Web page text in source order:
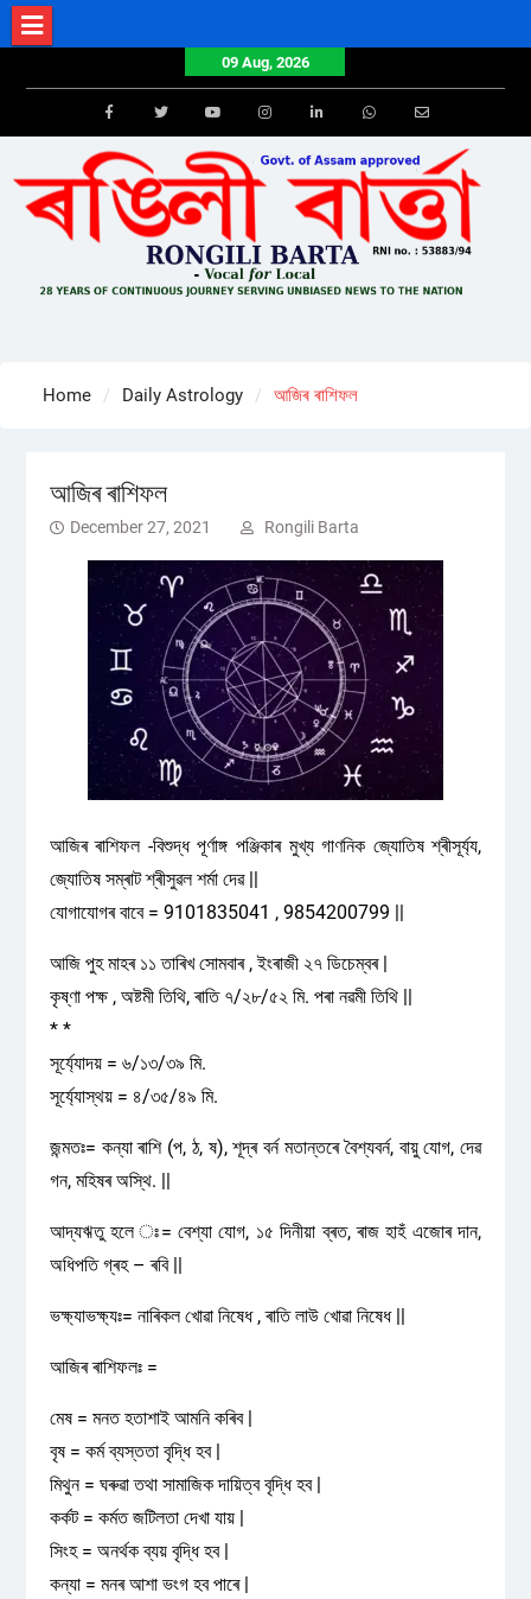
Skip
to
09 Aug, 2026
FacebookTwitterYoutube Email
Home Daily Astrology আজিৰ ৰাশিফল
আজিৰ ৰাশিফল
December 27, 2021 Rongili Barta
আজিৰ ৰাশিফল -বিশুদ্ধ পূৰ্ণাঙ্গ পঞ্জিকাৰ মুখ্য গাণনিক জ্যোতিষ শ্ৰীসূৰ্য্য,
জ্যোতিষ সম্ৰাট শ্ৰীসুৱল শৰ্মা দেৱ ||
যোগাযোগৰ বাবে = 9101835041 , 9854200799 ||
আজি পুহ মাহৰ ১১ তাৰিখ সোমবাৰ , ইংৰাজী ২৭ ডিচেম্বৰ |
কৃষ্ণা পক্ষ , অষ্টমী তিথি, ৰাতি ৭/২৮/৫২ মি. পৰা নৱমী তিথি ||
* *
সূৰ্য্যোদয় = ৬/১৩/৩৯ মি.
সূৰ্য্যোস্থয় = ৪/৩৫/৪৯ মি.
জন্মতঃ= কন্যা ৰাশি (প, ঠ, ষ), শূদ্ৰ বৰ্ন মতান্তৰে বৈশ্যবৰ্ন, বায়ু যোগ, দেৱ
গন, মহিষৰ অস্থি. ||
আদ্যঋতু হলে ঃ= বেশ্যা যোগ, ১৫ দিনীয়া ব্ৰত, ৰাজ হাহঁ এজোৰ দান,
অধিপতি গ্ৰহ – ৰবি ||
ভক্ষ্যাভক্ষ্যঃ= নাৰিকল খোৱা নিষেধ , ৰাতি লাউ খোৱা নিষেধ ||
আজিৰ ৰাশিফলঃ =
মেষ = মনত হতাশাই আমনি কৰিব |
বৃষ = কৰ্ম ব্যস্ততা বৃদ্ধি হব |
মিথুন = ঘৰুৱা তথা সামাজিক দায়িত্ব বৃদ্ধি হব |
কৰ্কট = কৰ্মত জটিলতা দেখা যায় |
সিংহ = অনৰ্থক ব্যয় বৃদ্ধি হব |
কন্যা = মনৰ আশা ভংগ হব পাৰে |